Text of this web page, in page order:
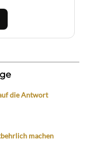
die Antwort
machen